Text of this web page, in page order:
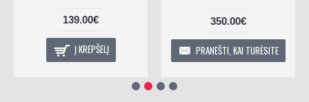
139.00€
Į KREPŠELĮ
350.00€
PRANEŠTI, KAI TURĖSITE